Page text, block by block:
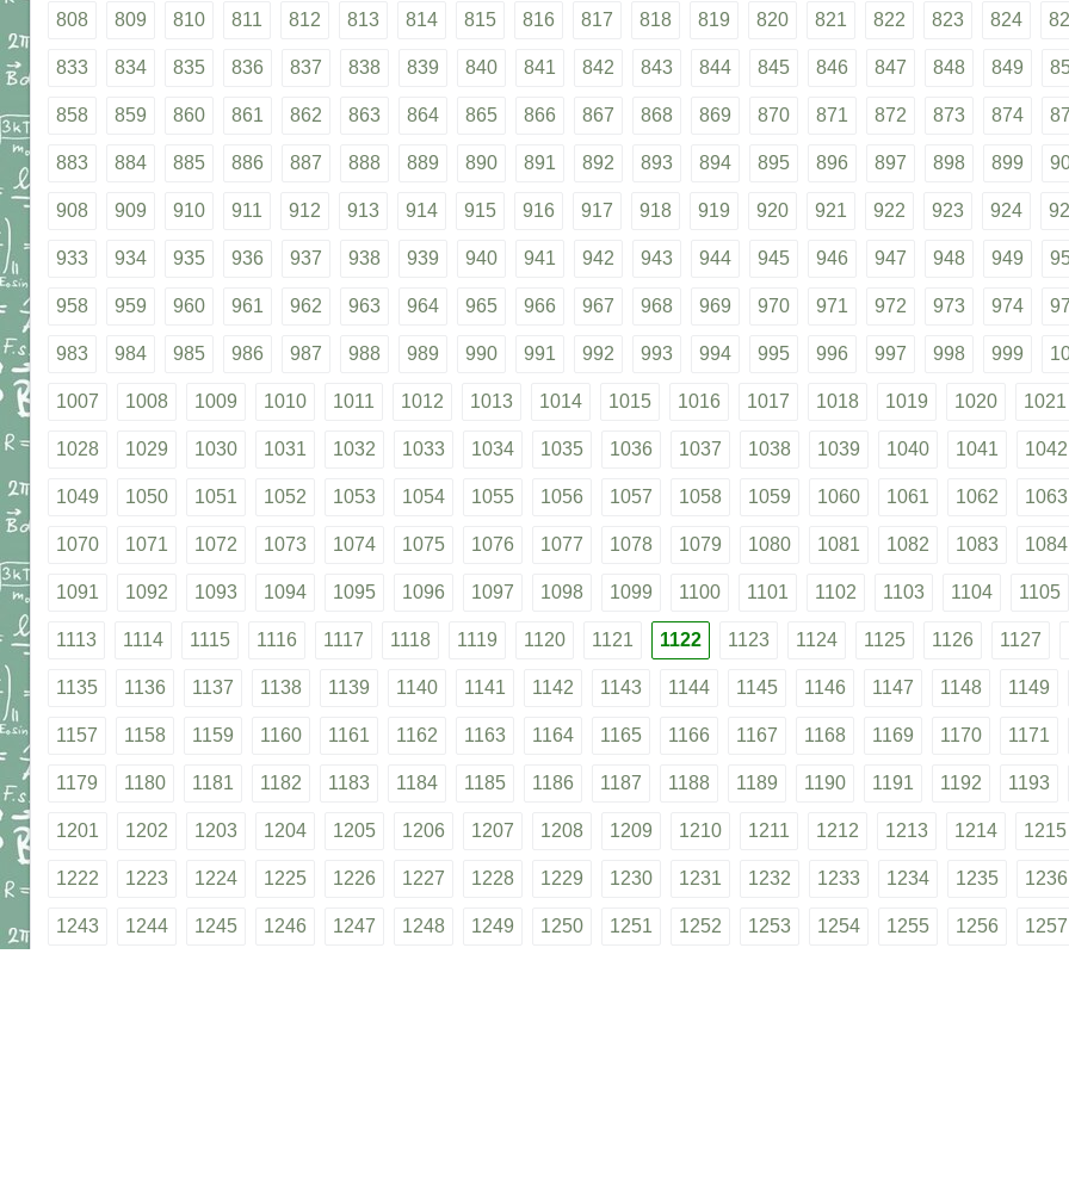
808 809 810 811 812 813 814 815 816 817 818 819 820 821 822 823 824
833 834 835 836 837 838 839 840 841 842 843 844 845 846 847 848 849
858 859 860 861 862 863 864 865 866 867 868 869 870 871 872 873 874
883 884 885 886 887 888 889 890 891 892 893 894 895 896 897 898 899
908 909 910 911 912 913 914 915 916 917 918 919 920 921 922 923 924
933 934 935 936 937 938 939 940 941 942 943 944 945 946 947 948 949
958 959 960 961 962 963 964 965 966 967 968 969 970 971 972 973 974
983 984 985 986 987 988 989 990 991 992 993 994 995 996 997 998 999
1007 1008 1009 1010 1011 1012 1013 1014 1015 1016 1017 1018 1019 1020 1021
1028 1029 1030 1031 1032 1033 1034 1035 1036 1037 1038 1039 1040 1041 1042
1049 1050 1051 1052 1053 1054 1055 1056 1057 1058 1059 1060 1061 1062 1063
1070 1071 1072 1073 1074 1075 1076 1077 1078 1079 1080 1081 1082 1083 1084
1091 1092 1093 1094 1095 1096 1097 1098 1099 1100 1101 1102 1103 1104 1105
1113 1114 1115 1116 1117 1118 1119 1120 1121 1122 1123 1124 1125 1126 1127
1135 1136 1137 1138 1139 1140 1141 1142 1143 1144 1145 1146 1147 1148 1149
1157 1158 1159 1160 1161 1162 1163 1164 1165 1166 1167 1168 1169 1170 1171
1179 1180 1181 1182 1183 1184 1185 1186 1187 1188 1189 1190 1191 1192 1193
1201 1202 1203 1204 1205 1206 1207 1208 1209 1210 1211 1212 1213 1214 1215
1222 1223 1224 1225 1226 1227 1228 1229 1230 1231 1232 1233 1234 1235 1236
1243 1244 1245 1246 1247 1248 1249 1250 1251 1252 1253 1254 1255 1256 1257